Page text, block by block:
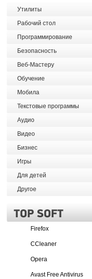
Утилиты
Рабочий стол
Программирование
Безопасность
Веб-Мастеру
Обучение
Мобила
Текстовые программы
Аудио
Видео
Бизнес
Игры
Для детей
Другое
Firefox
CCleaner
Opera
Avast Free Antivirus